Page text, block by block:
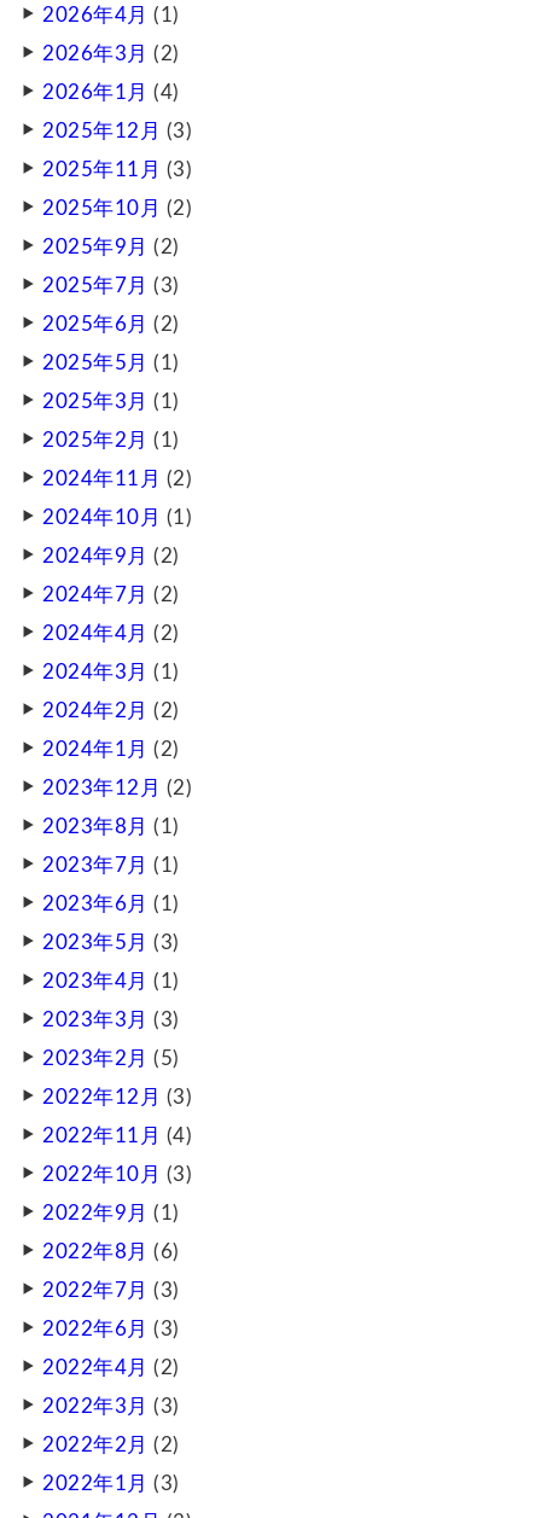
2026年4月 (1)
2026年3月 (2)
2026年1月 (4)
2025年12月 (3)
2025年11月 (3)
2025年10月 (2)
2025年9月 (2)
2025年7月 (3)
2025年6月 (2)
2025年5月 (1)
2025年3月 (1)
2025年2月 (1)
2024年11月 (2)
2024年10月 (1)
2024年9月 (2)
2024年7月 (2)
2024年4月 (2)
2024年3月 (1)
2024年2月 (2)
2024年1月 (2)
2023年12月 (2)
2023年8月 (1)
2023年7月 (1)
2023年6月 (1)
2023年5月 (3)
2023年4月 (1)
2023年3月 (3)
2023年2月 (5)
2022年12月 (3)
2022年11月 (4)
2022年10月 (3)
2022年9月 (1)
2022年8月 (6)
2022年7月 (3)
2022年6月 (3)
2022年4月 (2)
2022年3月 (3)
2022年2月 (2)
2022年1月 (3)